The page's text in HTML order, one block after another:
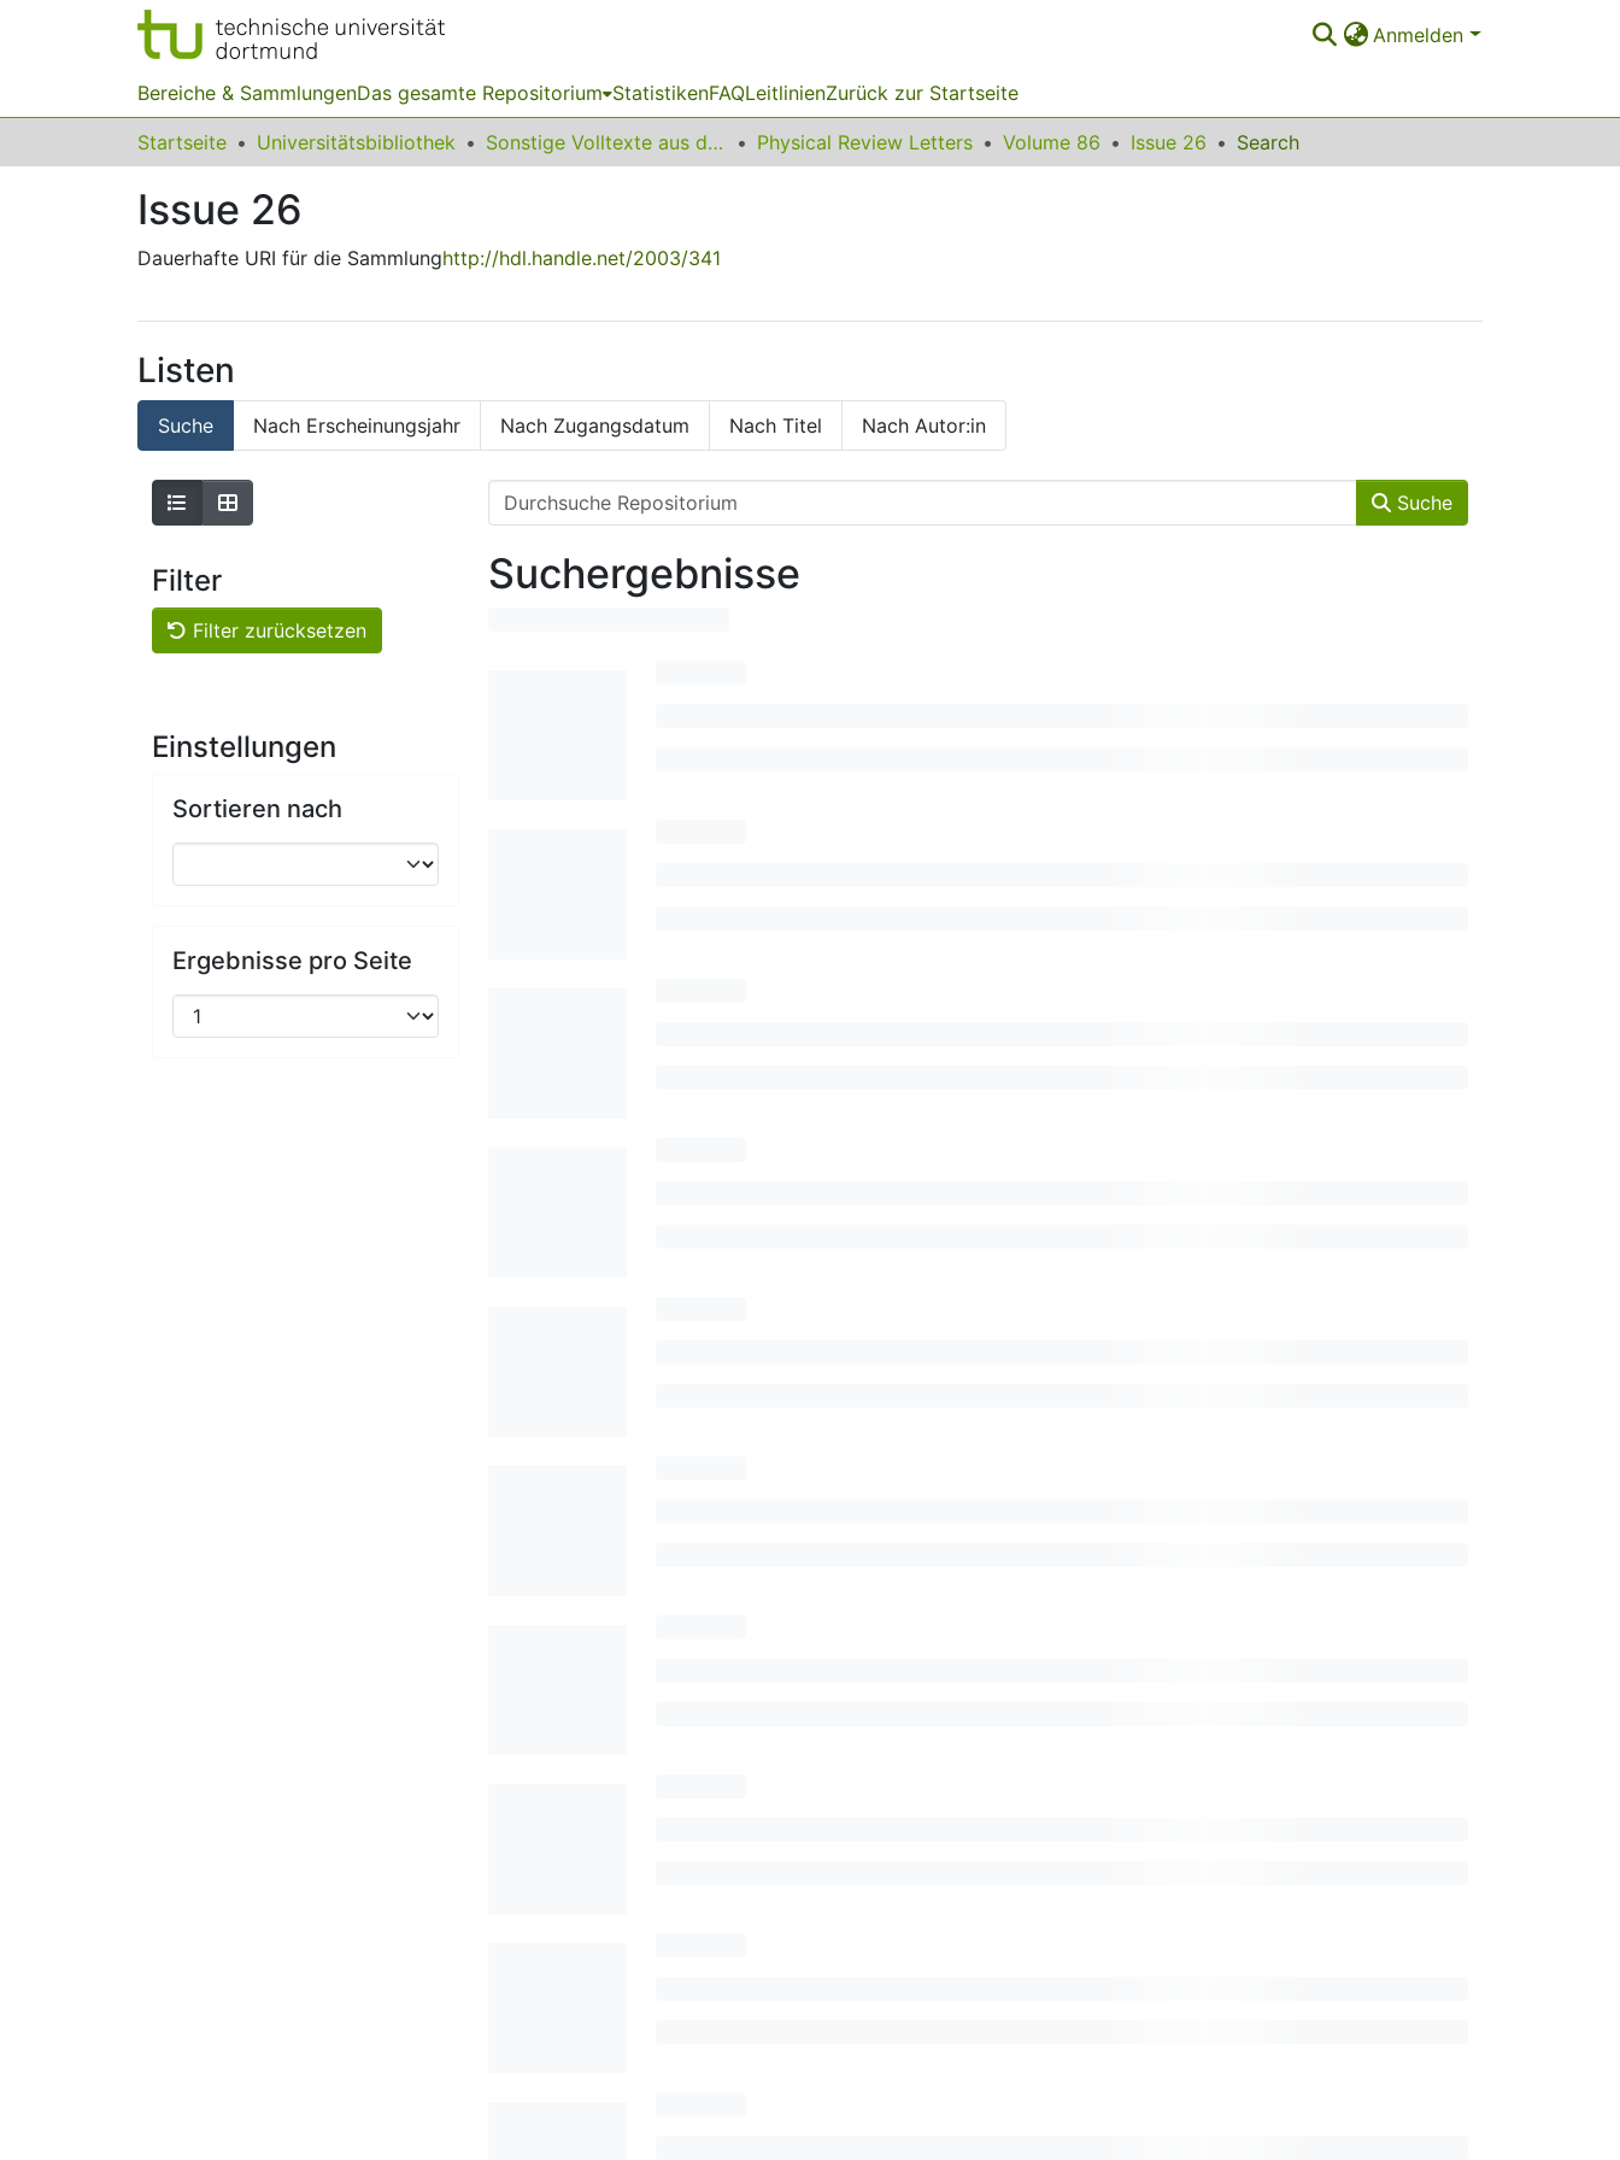
Anmelden
Bereiche & SammlungenDas gesamte Repositorium StatistikenFAQLeitlinienZurück zur Startseite
Startseite Universitätsbibliothek Sonstige Volltexte aus dem Bibliotheksangebot Physical Review Letters Volume 86 Issue 26 Search
Issue 26
Dauerhafte URI für die Sammlunghttp://hdl.handle.net/2003/341
Listen
Suche Nach Erscheinungsjahr Nach Zugangsdatum Nach Titel Nach Autor:in
Filter
Filter zurücksetzen
Einstellungen
Sortieren nach
Ergebnisse pro Seite
Suche
Suchergebnisse